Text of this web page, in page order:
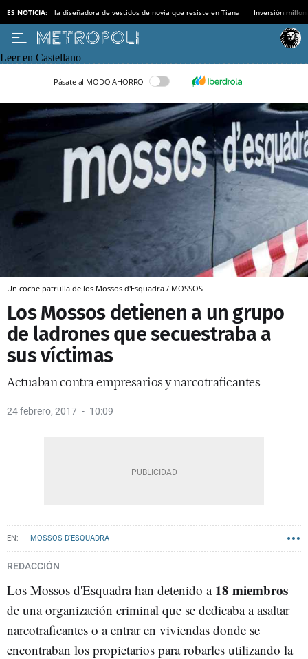
ES NOTICIA: la diseñadora de vestidos de novia que resiste en Tiana Inversión
Leer en Castellano
Pásate al MODO AHORRO
Un coche patrulla de los Mossos d'Esquadra / MOSSOS
Los Mossos detienen a un grupo
de ladrones que secuestraba a
sus víctimas
Actuaban contra empresarios y narcotraficantes
24 febrero, 2017 10:09
MOSSOS D'ESQUADRA
REDACCIÓN
Los Mossos d'Esquadra han detenido a 18 miembros
de una organización criminal que se dedicaba a asaltar
narcotraficantes o a entrar en viviendas donde se
encontraban los propietarios para robarles utilizando la